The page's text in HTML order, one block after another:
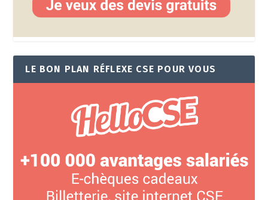
LE BON PLAN RÉFLEXE CSE POUR VOUS